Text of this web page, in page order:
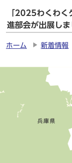
「2025わくわく
進部会が出展し
ホーム 新着情報